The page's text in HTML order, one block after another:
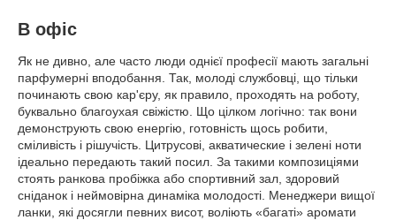
В офіс
Як не дивно, але часто люди однієї професії мають загальні
парфумерні вподобання. Так, молоді службовці, що тільки
починають свою кар'єру, як правило, проходять на роботу,
буквально благоухая свіжістю. Що цілком логічно: так вони
демонструють свою енергію, готовність щось робити,
сміливість і рішучість. Цитрусові, акватические і зелені ноти
ідеально передають такий посил. За такими композиціями
стоять ранкова пробіжка або спортивний зал, здоровий
сніданок і неймовірна динаміка молодості. Менеджери вищої
ланки, які досягли певних висот, воліють «багаті» аромати